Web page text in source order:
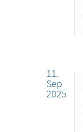
11.
Sep
2025